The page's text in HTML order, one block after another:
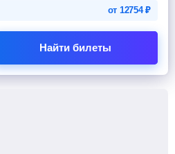
от 12754₽
Найти билеты